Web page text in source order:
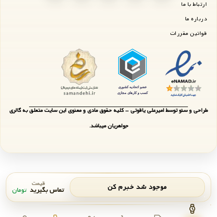
موجود شد خبرم کن قیمت
تماس بگیرید تومان
ارتباط با ما
درباره ما
قوانین مقررات
طراحی و سئو توسط امیرعلی یاقوتی - کلیه حقوق مادی و معنوی این سایت متعلق به گالری
جواهریان میباشد.